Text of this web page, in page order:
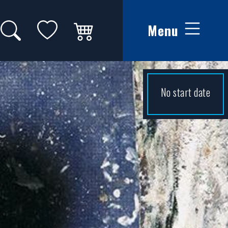
Search on website
My favoritesWinkelwagen Menu
No start date